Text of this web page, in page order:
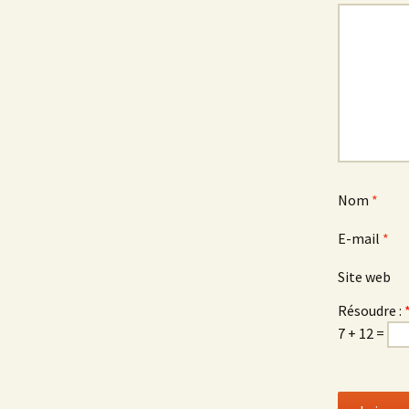
Nom *
E-mail *
Site web
Résoudre :
7 + 12 =